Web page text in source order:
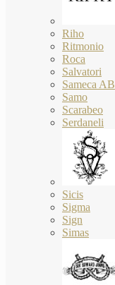
Riho
Ritmonio
Roca
Salvatori
Sameca AB
Samo
Scarabeo
Serdaneli
Sicis
Sigma
Sign
Simas